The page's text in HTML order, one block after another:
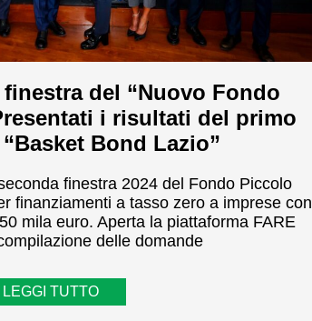
del “Nuovo Fondo
i risultati del primo
Bond Lazio”
finestra 2024 del Fondo Piccolo
finanziamenti a tasso zero a imprese con
mila euro. Aperta la piattaforma FARE
delle domande
LEGGI TUTTO